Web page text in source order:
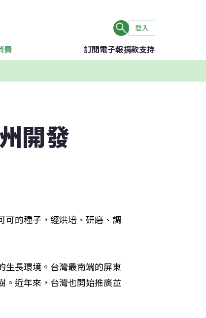
登入
費 訂閱電子報捐款支持
開發
可的種子，經烘培、研磨、調
生長環境。台灣最南端的屏東
。近年來，台灣也開始推廣並